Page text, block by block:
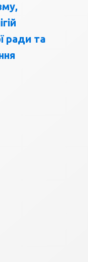
ради та